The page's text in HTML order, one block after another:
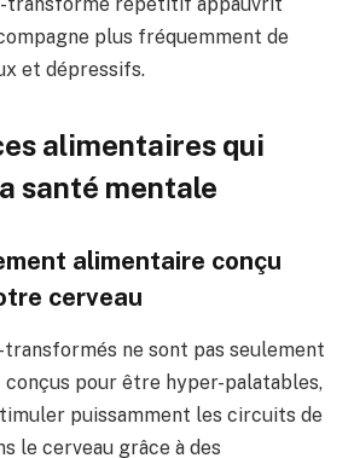
plus fréquemment de
et dépressifs.
alimentaires qui
santé mentale
alimentaire conçu
cerveau
ne sont pas seulement
conçus pour être hyper-palatables,
puissamment les circuits de
le cerveau grâce à des